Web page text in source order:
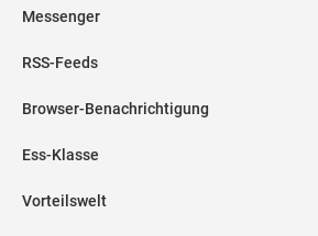
Messenger
RSS-Feeds
Browser-Benachrichtigung
Ess-Klasse
Vorteilswelt